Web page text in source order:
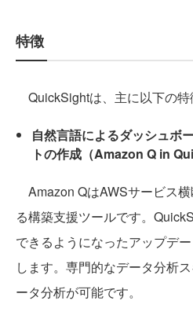
特徴
QuickSightは、主に以下の特
自然言語によるダッシュボ
トの作成（Amazon Q in
Amazon QはAWSサービス
る構築支援ツールです。
できるようになったアップデ
します。専門的なデータ分析
ータ分析が可能です。